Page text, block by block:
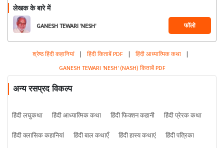
लेखक के बारे में
GANESH TEWARI 'NESH'
(NASH)
फॉलो
श्रेष्ठ हिंदी कहानियां | हिंदी किताबें PDF | हिंदी आध्यात्मिक कथा |
GANESH TEWARI 'NESH' (NASH) किताबें PDF
अन्य रसप्रद विकल्प
हिंदी लघुकथा हिंदी आध्यात्मिक कथा हिंदी फिक्शन कहानी
हिंदी प्रेरक कथा
हिंदी क्लासिक कहानियां
हिंदी बाल कथाएँ हिंदी हास्य कथाएं हिंदी पत्रिका